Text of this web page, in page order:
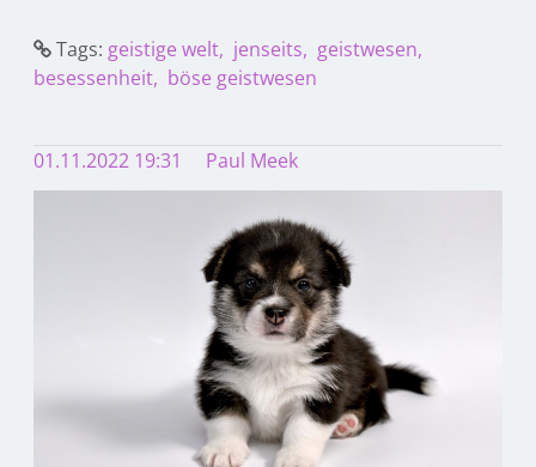
Tags: geistige welt jenseits
geistwesen
besessenheit böse geistwesen
01.11.2022 19:31 Paul Meek